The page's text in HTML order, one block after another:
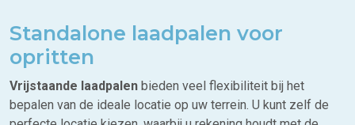
Standalone laadpalen voor
opritten
Vrijstaande laadpalen bieden veel flexibiliteit bij het
bepalen van de ideale locatie op uw terrein. U kunt zelf de